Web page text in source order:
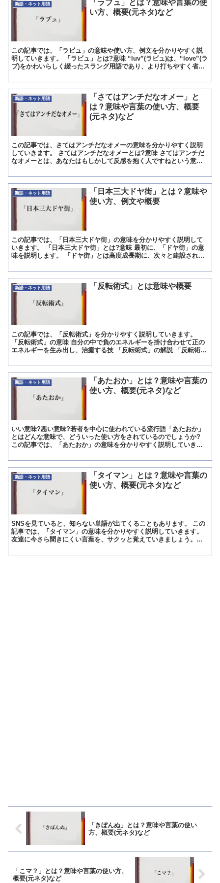
新語・ネット用語
「ラブュ」とは？意味や言葉の使
い方、概要(元ネタ)など
この記事では、「ラビュ」の意味や使い方、例文を分かりやすく説
明していきます。 「ラビュ」とは?意味 “luv”(ラビュ)は、“love”(ラ
ブ)をかわいらしく綴ったスラング用語であり、より打ちやすく省略
新語・ネット用語
「さてはアンチだなオメー」と
は？意味や言葉の使い方、概要
(元ネタ)など
この記事では、さてはアンチだなオメーの意味を分かりやすく説明
していきます。 さてはアンチだなオメーとは?意味 さてはアンチだ
なオメーとは、あなたはもしかして反感を抱く人ですねという意味
新語・ネット用語
「日本三大ドヤ街」とは？意味や
使い方、例文や概要
この記事では、「日本三大ドヤ街」の意味を分かりやすく説明して
いきます。 「日本三大ドヤ街」とは?意味 最初に、「ドヤ街」の意
味を説明します。 「ドヤ街」とは高度成長期に、次々と建設される
新語・ネット用語 「反転術式」とは意味や概要
この記事では、「反転術式」を分かりやすく説明していきます。
「反転術式」の意味 自分の中で負のエネルギーを掛け合わせて正の
エネルギーを生み出し、治癒する技 「反転術式」の解説 「反転術
新語・ネット用語
「あたおか」とは？意味や言葉の
使い方、概要(元ネタ)など
いい意味?悪い意味?若者を中心に使われている流行語「あたおか」
とはどんな意味で、どういった使い方をされているのでしょうか?
この記事では、「あたおか」の意味を分かりやすく説明していきま
新語・ネット用語
「タイマン」とは？意味や言葉の
使い方、概要(元ネタ)など
SNSを見ていると、知らない単語が出てくることもあります。 この
記事では、「タイマン」の意味を分かりやすく説明していきます。
友達に今さら聞きにくい言葉を、サクッと覚えていきましょう。
「きぼんぬ」とは？意味や言葉の使い
方、概要(元ネタ)など
「こマ？」とは？意味や言葉の使い方、
概要(元ネタ)など